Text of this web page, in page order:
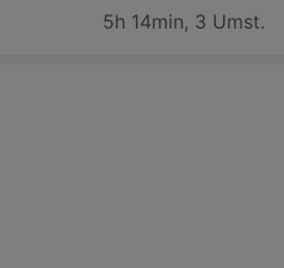
5h 14min, 3 Umst.